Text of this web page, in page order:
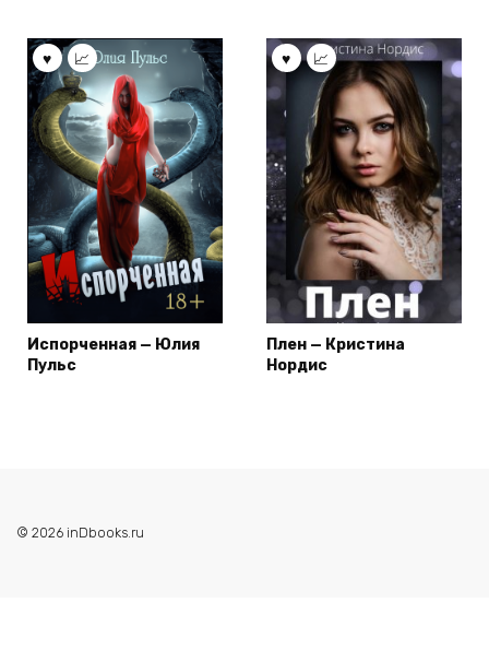
Испорченная — Юлия
Пульс
Плен — Кристина
Нордис
© 2026 inDbooks.ru